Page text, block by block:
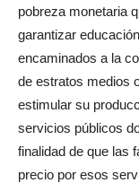
pobreza monetaria
garantizar
encaminados a la
de estratos medios
estimular su
servicios públicos
finalidad de que las
precio por esos